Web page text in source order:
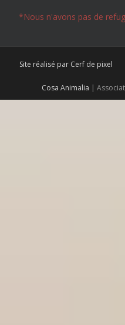
*Nous n'avons pas de
Site réalisé par Cerf de pixel
Cosa Animalia |